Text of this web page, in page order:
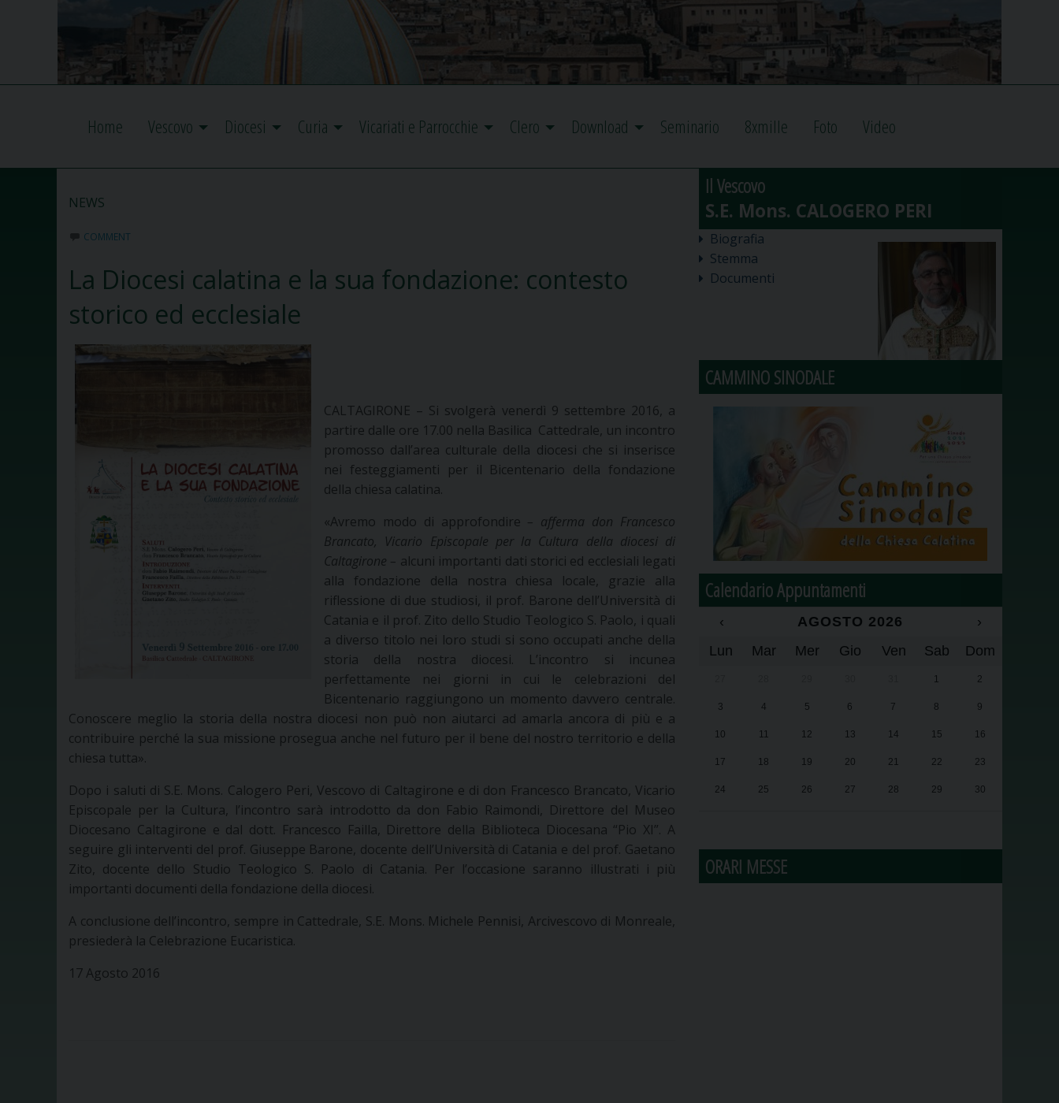
Home Vescovo Diocesi Curia Vicariati e Parrocchie Clero Download Seminario 8xmille Foto Video
NEWS
COMMENT
La Diocesi calatina e la sua fondazione: contesto
storico ed ecclesiale
CALTAGIRONE – Si svolgerà venerdì 9 settembre 2016, a
partire dalle ore 17.00 nella Basilica Cattedrale, un incontro
promosso dall’area culturale della diocesi che si inserisce
nei festeggiamenti per il Bicentenario della fondazione
della chiesa calatina.
«Avremo modo di approfondire – afferma don Francesco
Brancato, Vicario Episcopale per la Cultura della diocesi di
Caltagirone – alcuni importanti dati storici ed ecclesiali legati
alla fondazione della nostra chiesa locale, grazie alla
riflessione di due studiosi, il prof. Barone dell’Università di
Catania e il prof. Zito dello Studio Teologico S. Paolo, i quali
a diverso titolo nei loro studi si sono occupati anche della
storia della nostra diocesi. L’incontro si incunea
perfettamente nei giorni in cui le celebrazioni del
Bicentenario raggiungono un momento davvero centrale.
Conoscere meglio la storia della nostra diocesi non può non aiutarci ad amarla ancora di più e a
contribuire perché la sua missione prosegua anche nel futuro per il bene del nostro territorio e della
chiesa tutta».
Dopo i saluti di S.E. Mons. Calogero Peri, Vescovo di Caltagirone e di don Francesco Brancato, Vicario
Episcopale per la Cultura, l’incontro sarà introdotto da don Fabio Raimondi, Direttore del Museo
Diocesano Caltagirone e dal dott. Francesco Failla, Direttore della Biblioteca Diocesana “Pio XI”. A
seguire gli interventi del prof. Giuseppe Barone, docente dell’Università di Catania e del prof. Gaetano
Zito, docente dello Studio Teologico S. Paolo di Catania. Per l’occasione saranno illustrati i più
importanti documenti della fondazione della diocesi.
A conclusione dell’incontro, sempre in Cattedrale, S.E. Mons. Michele Pennisi, Arcivescovo di Monreale,
presiederà la Celebrazione Eucaristica.
17 Agosto 2016
Il Vescovo
Biografia
Stemma
Documenti
CAMMINO SINODALE
Calendario Appuntamenti
‹ AGOSTO 2026
›
Lun
Mar Mer Gio Ven Sab Dom
1 2
3 4 5 6 7 8 9
10 11 12 13 14 15 16
17 18 19 20 21 22 23
24 25 26 27 28 29 30
ORARI MESSE